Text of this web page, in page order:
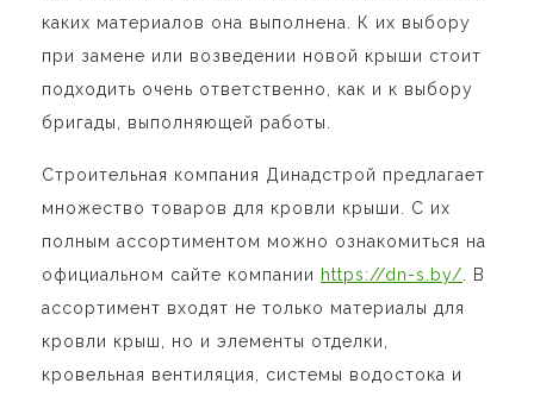
каких материалов она выполнена. К их выбору
при замене или возведении новой крыши стоит
подходить очень ответственно, как и к выбору
бригады, выполняющей работы.
Строительная компания Динадстрой предлагает
множество товаров для кровли крыши. С их
полным ассортиментом можно ознакомиться на
официальном сайте компании https://dn-s.by/ . В
ассортимент входят не только материалы для
кровли крыш, но и элементы отделки,
кровельная вентиляция, системы водостока и